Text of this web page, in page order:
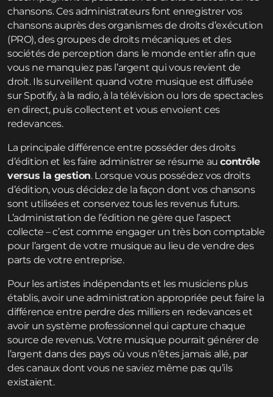
chansons. Ces administrateurs font enregistrer vos
chansons auprès des organismes de droits d’exécution
(PRO), des groupes de droits mécaniques et des
sociétés de perception dans le monde entier afin que
vous ne manquiez pas l’argent qui vous revient de
droit. Ils surveillent quand votre musique est diffusée
sur Spotify, à la radio, à la télévision ou lors de spectacles
en direct, puis collectent et vous envoient ces
redevances.
La principale différence entre posséder des droits
d’édition et les faire administrer se résume aucontrôle
versus la gestion. Lorsque vous possédez vos droits
d’édition, vous décidez de la façon dont vos chansons
sont utilisées et conservez tous les revenus futurs.
L’administration de l’édition ne gère que l’aspect
collecte – c’est comme engager un très bon comptable
pour l’argent de votre musique au lieu de vendre des
parts de votre entreprise.
Pour les artistes indépendants et les musiciens plus
établis, avoir une administration appropriée peut faire la
différence entre perdre des milliers en redevances et
avoir un système professionnel qui capture chaque
source de revenus. Votre musique pourrait générer de
l’argent dans des pays où vous n’êtes jamais allé, par
des canaux dont vous ne saviez même pas qu’ils
existaient.